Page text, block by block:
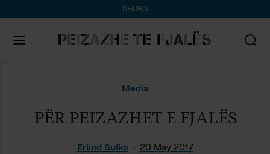
DHURO
Media
PËR PEIZAZHET E FJALËS
Erlind Sulko 20 May 2017